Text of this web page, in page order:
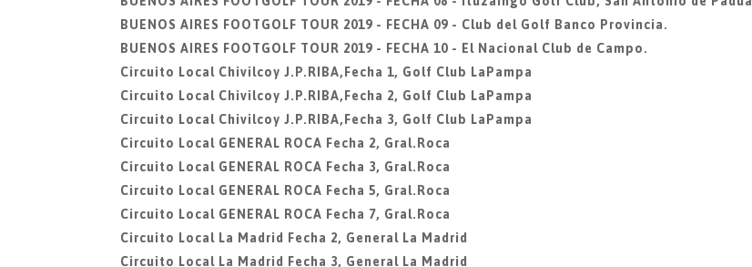
BUENOS AIRES FOOTGOLF TOUR 2019 - FECHA 09 - Club del Golf Banco Provincia.
BUENOS AIRES FOOTGOLF TOUR 2019 - FECHA 10 - El Nacional Club de Campo.
Circuito Local Chivilcoy J.P.RIBA,Fecha 1, Golf Club LaPampa
Circuito Local Chivilcoy J.P.RIBA,Fecha 2, Golf Club LaPampa
Circuito Local Chivilcoy J.P.RIBA,Fecha 3, Golf Club LaPampa
Circuito Local GENERAL ROCA Fecha 2, Gral.Roca
Circuito Local GENERAL ROCA Fecha 3, Gral.Roca
Circuito Local GENERAL ROCA Fecha 5, Gral.Roca
Circuito Local GENERAL ROCA Fecha 7, Gral.Roca
Circuito Local La Madrid Fecha 2, General La Madrid
Circuito Local La Madrid Fecha 3, General La Madrid